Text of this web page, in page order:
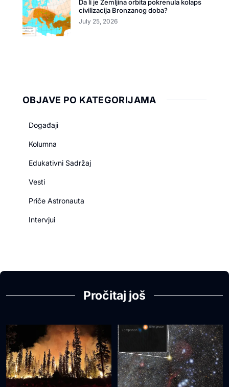
Da li je Zemljina orbita pokrenula kolaps
civilizacija Bronzanog doba?
July 25, 2026
OBJAVE PO KATEGORIJAMA
Događaji
Kolumna
Edukativni Sadržaj
Vesti
Priče Astronauta
Intervjui
Pročitaj još